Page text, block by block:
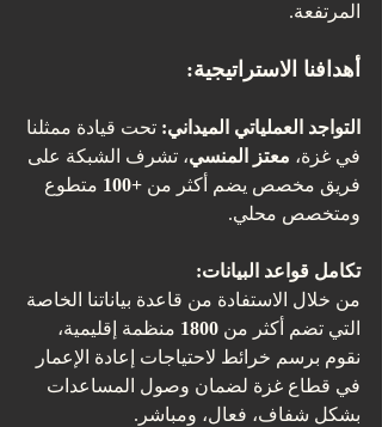
المرتفعة.
أهدافنا الاستراتيجية:
التواجد العملياتي الميداني: تحت قيادة ممثلنا
في غزة، معتز المنسي، تشرف الشبكة على
فريق مخصص يضم أكثر من +100
متطوع
ومتخصص محلي.
تكامل قواعد البيانات:
من خلال الاستفادة من قاعدة بياناتنا الخاصة
التي تضم أكثر من 1800 منظمة إقليمية،
نقوم برسم خرائط لاحتياجات إعادة الإعمار
في قطاع غزة لضمان وصول المساعدات
بشكل شفاف، فعال، ومباشر.